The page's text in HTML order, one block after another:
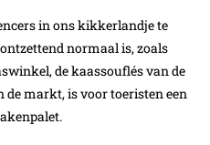
in ons kikkerlandje te
normaal is, zoals
de kaassouflés van de
de markt, is voor toeristen een